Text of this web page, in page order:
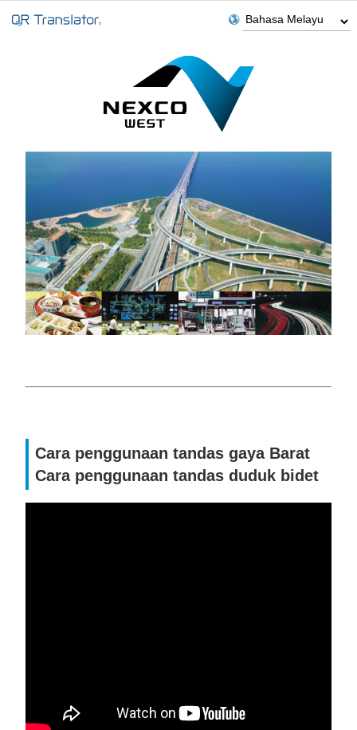
Cara penggunaan tandas gaya Barat
Cara penggunaan tandas duduk bidet